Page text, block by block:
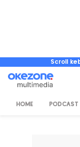
Scroll
HOME PODCAST